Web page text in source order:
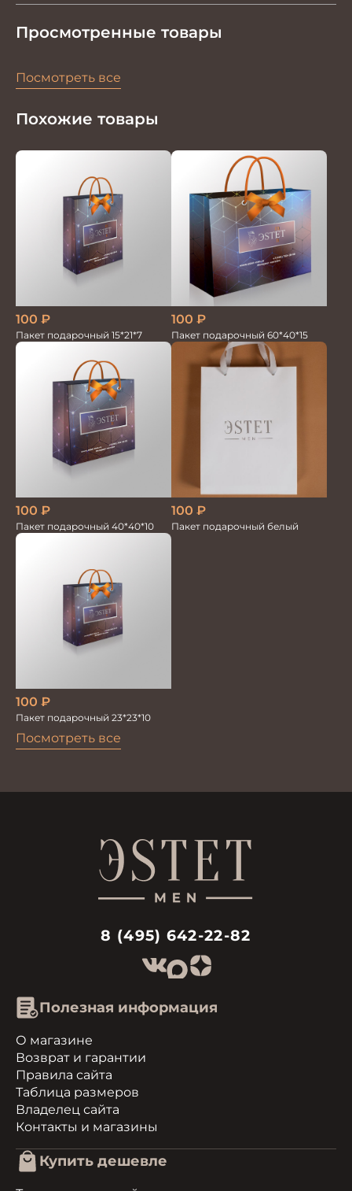
Просмотренные товары
Посмотреть все
Похожие товары
Посмотреть все
100 ₽
Пакет подарочный 15*21*7
100 ₽
Пакет подарочный 60*40*15
100 ₽
Пакет подарочный 40*40*10
100 ₽
Пакет подарочный белый
100 ₽
Пакет подарочный 23*23*10
8 (495) 642-22-82
Полезная информация
О магазине
Возврат и гарантии
Правила сайта
Таблица размеров
Владелец сайта
Контакты и магазины
Купить дешевле